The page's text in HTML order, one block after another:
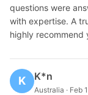
questions were
with expertise. A
highly recommend
K K*n
Australia · Feb